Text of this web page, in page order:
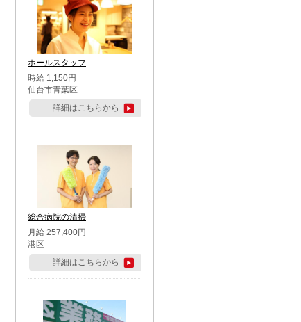
ホールスタッフ
時給 1,150円
仙台市青葉区
詳細はこちらから
総合病院の清掃
月給 257,400円
港区
詳細はこちらから